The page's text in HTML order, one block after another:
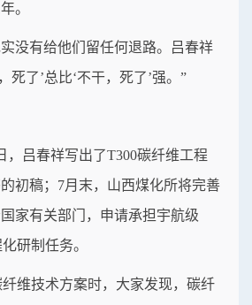
。
没有给他们留任何退路。吕春祥
死了’总比‘不干，死了’强。”
，吕春祥写出了T300碳纤维工程
初稿；7月末，山西煤化所将完善
家有关部门，申请承担宇航级
研制任务。
维技术方案时，大家发现，碳纤